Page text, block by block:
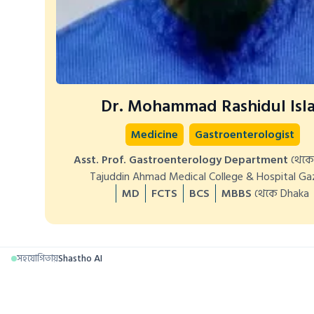
Dr. Mohammad Rashidul
Medicine
Gastroenterologist
Asst. Prof. Gastroenterology Department
Tajuddin Ahmad Medical College & Hospital
MD
FCTS BCS MBBSথেকে Dhaka
সহযোগিতায়Shastho AI